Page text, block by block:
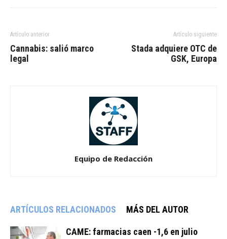
Artículo anterior
Cannabis: salió marco
legal
Artículo siguiente
Stada adquiere OTC de
GSK, Europa
Equipo de Redacción
ARTÍCULOS RELACIONADOS MÁS DEL AUTOR
CAME: farmacias caen -1,6 en julio